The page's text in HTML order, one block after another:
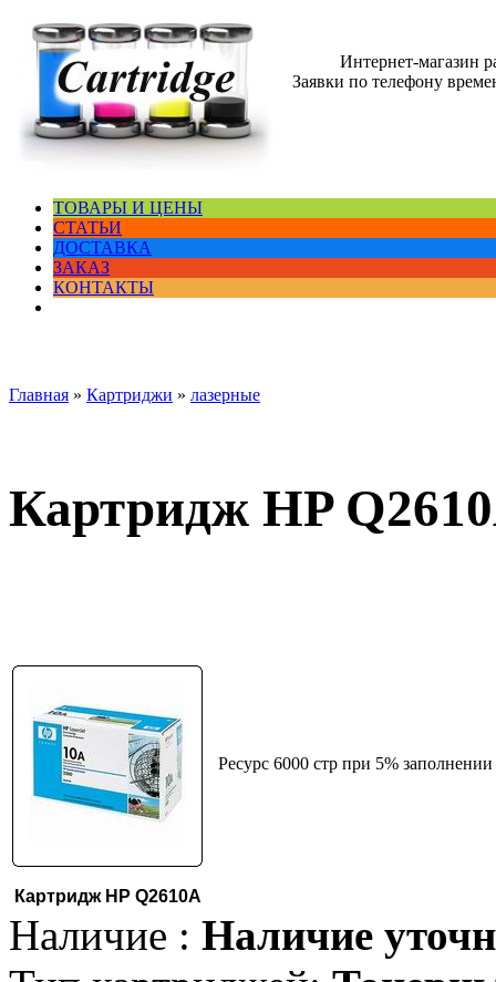
Интернет-магазин
Заявки по телефону
ТОВАРЫ И ЦЕНЫ
СТАТЬИ
ДОСТАВКА
ЗАКАЗ
КОНТАКТЫ
Главная » Картриджи » лазерные
Картридж HP
Картридж HP Q2610A
Ресурс 6000 стр при 5% заполнении
Наличие : Наличие